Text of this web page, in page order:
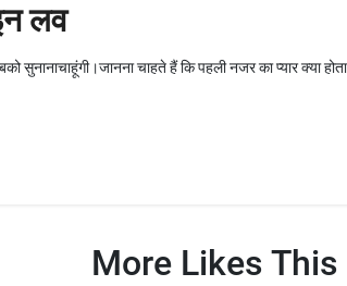
लव
सुनानाचाहूंगी।जानना चाहते हैं कि पहली नजर का प्यार क्या
More Likes This